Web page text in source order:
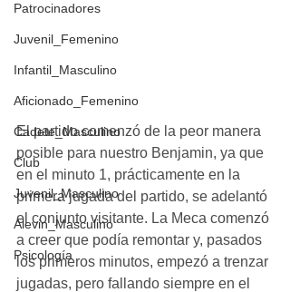
Patrocinadores
Juvenil_Femenino
Infantil_Masculino
Aficionado_Femenino
Cadete_Masculino
Club
Juvenil_Masculino
Alevin_Masculino
Psicología
El partido comenzó de la peor manera
posible para nuestro Benjamin, ya que
en el minuto 1, prácticamente en la
primera jugada del partido, se adelantó
el conjunto visitante. La Meca comenzó
a creer que podía remontar y, pasados
los primeros minutos, empezó a trenzar
jugadas, pero fallando siempre en el